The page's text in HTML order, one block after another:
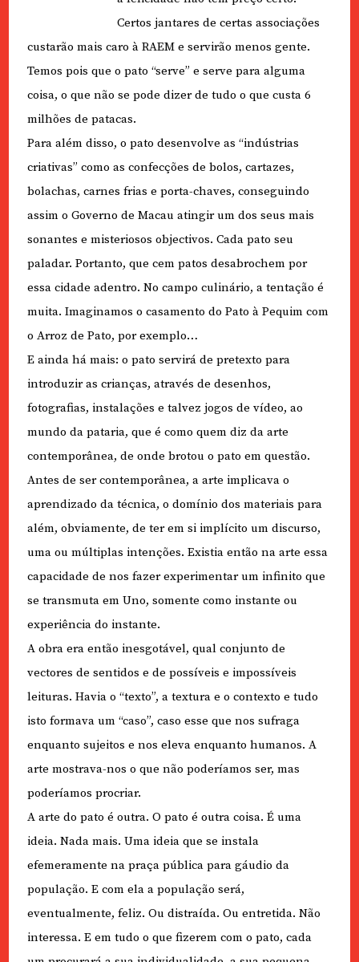
Certos jantares de certas associações
custarão mais caro à RAEM e servirão menos gente.
Temos pois que o pato “serve” e serve para alguma
coisa, o que não se pode dizer de tudo o que custa 6
milhões de patacas.
Para além disso, o pato desenvolve as “indústrias
criativas” como as confecções de bolos, cartazes,
bolachas, carnes frias e porta-chaves, conseguindo
assim o Governo de Macau atingir um dos seus mais
sonantes e misteriosos objectivos. Cada pato seu
paladar. Portanto, que cem patos desabrochem por
essa cidade adentro. No campo culinário, a tentação é
muita. Imaginamos o casamento do Pato à Pequim com
o Arroz de Pato, por exemplo…
E ainda há mais: o pato servirá de pretexto para
introduzir as crianças, através de desenhos,
fotografias, instalações e talvez jogos de vídeo, ao
mundo da pataria, que é como quem diz da arte
contemporânea, de onde brotou o pato em questão.
Antes de ser contemporânea, a arte implicava o
aprendizado da técnica, o domínio dos materiais para
além, obviamente, de ter em si implícito um discurso,
uma ou múltiplas intenções. Existia então na arte essa
capacidade de nos fazer experimentar um infinito que
se transmuta em Uno, somente como instante ou
experiência do instante.
A obra era então inesgotável, qual conjunto de
vectores de sentidos e de possíveis e impossíveis
leituras. Havia o “texto”, a textura e o contexto e tudo
isto formava um “caso”, caso esse que nos sufraga
enquanto sujeitos e nos eleva enquanto humanos. A
arte mostrava-nos o que não poderíamos ser, mas
poderíamos procriar.
A arte do pato é outra. O pato é outra coisa. É uma
ideia. Nada mais. Uma ideia que se instala
efemeramente na praça pública para gáudio da
população. E com ela a população será,
eventualmente, feliz. Ou distraída. Ou entretida. Não
interessa. E em tudo o que fizerem com o pato, cada